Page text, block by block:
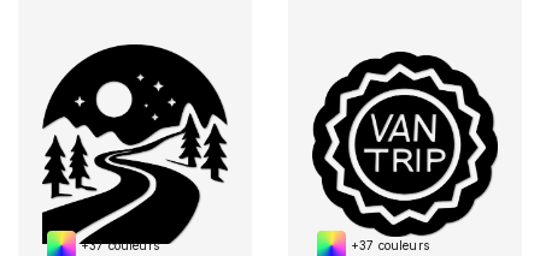
+37 couleurs +37 couleurs